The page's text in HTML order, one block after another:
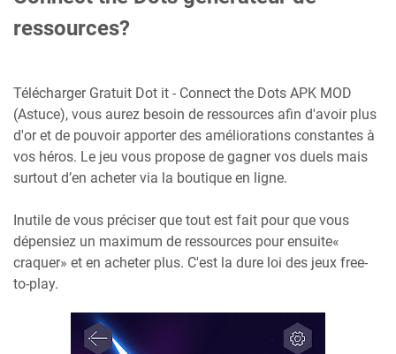
ressources?
Télécharger Gratuit Dot it - Connect the Dots APK MOD
(Astuce), vous aurez besoin de ressources afin d'avoir plus
d'or et de pouvoir apporter des améliorations constantes à
vos héros. Le jeu vous propose de gagner vos duels mais
surtout d’en acheter via la boutique en ligne.
Inutile de vous préciser que tout est fait pour que vous
dépensiez un maximum de ressources pour ensuite«
craquer» et en acheter plus. C'est la dure loi des jeux free-
to-play.